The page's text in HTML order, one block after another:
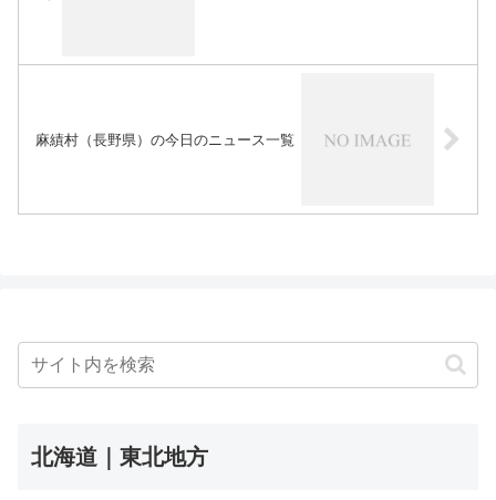
麻績村（長野県）の今日のニュース一覧
北海道｜東北地方